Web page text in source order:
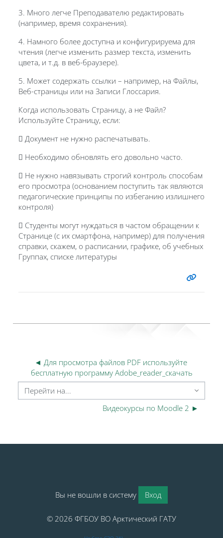
3. Много легче Преподавателю редактировать
(например, время сохранения).
4. Намного более доступна и конфигурируема для
чтения (легче изменить размер текста, изменить
цвета, и т.д. в веб-браузере).
5. Может содержать ссылки – например, на Файлы,
Веб-страницы или на Записи Глоссария.
Когда использовать Страницу, а не Файл?
Используйте Страницу, если:
 Документ не нужно распечатывать.
 Необходимо обновлять его довольно часто.
 Не нужно навязывать строгий контроль способам
его просмотра (основанием поступить так являются
педагогические принципы по избеганию излишнего
контроля)
 Студенты могут нуждаться в частом обращении к
Странице (с их смартфона, например) для получения
справки, скажем, о расписании, графике, об учебных
Группах, списке литературы
◄ Для просмотра файлов PDF используйте
бесплатную программу Adobe_reader_скачать
Перейти на...
Видеокурсы по Moodle 2 ►
Вы не вошли в систему Вход
© 2026 ФГБОУ ВО Арктический ГАТУ